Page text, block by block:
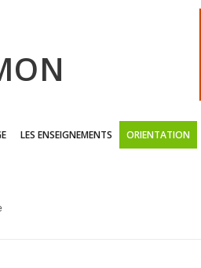
LES ENSEIGNEMENTS ORIENTATION